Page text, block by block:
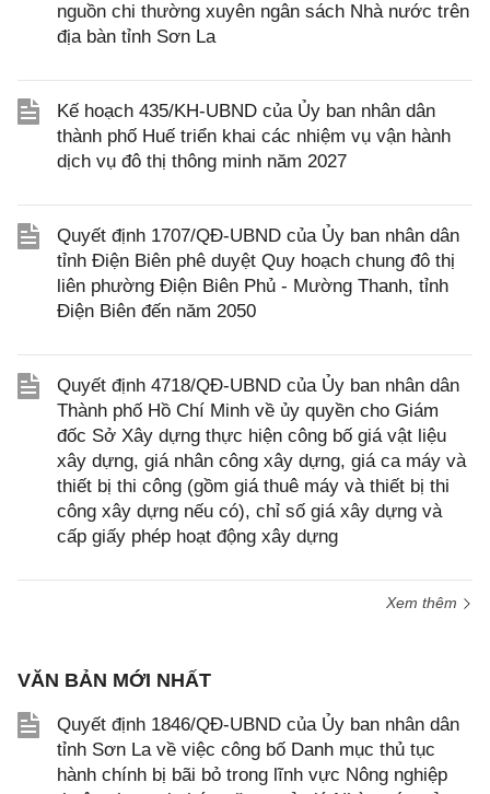
nguồn chi thường xuyên ngân sách Nhà nước trên
địa bàn tỉnh Sơn La
Kế hoạch 435/KH-UBND của Ủy ban nhân dân
thành phố Huế triển khai các nhiệm vụ vận hành
dịch vụ đô thị thông minh năm 2027
Quyết định 1707/QĐ-UBND của Ủy ban nhân dân
tỉnh Điện Biên phê duyệt Quy hoạch chung đô thị
liên phường Điện Biên Phủ - Mường Thanh, tỉnh
Điện Biên đến năm 2050
Quyết định 4718/QĐ-UBND của Ủy ban nhân dân
Thành phố Hồ Chí Minh về ủy quyền cho Giám
đốc Sở Xây dựng thực hiện công bố giá vật liệu
xây dựng, giá nhân công xây dựng, giá ca máy và
thiết bị thi công (gồm giá thuê máy và thiết bị thi
công xây dựng nếu có), chỉ số giá xây dựng và
cấp giấy phép hoạt động xây dựng
Xem thêm
VĂN BẢN MỚI NHẤT
Quyết định 1846/QĐ-UBND của Ủy ban nhân dân
tỉnh Sơn La về việc công bố Danh mục thủ tục
hành chính bị bãi bỏ trong lĩnh vực Nông nghiệp